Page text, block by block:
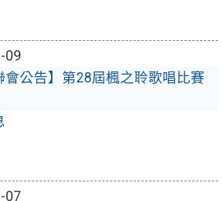
09
會公告】第28屆楓之聆歌唱比賽
07